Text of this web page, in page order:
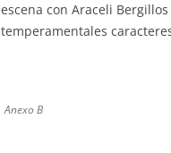
escena con Araceli
temperamentales
Anexo B